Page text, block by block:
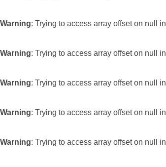
Warning: Trying to access array offset on null in
Warning: Trying to access array offset on null in
Warning: Trying to access array offset on null in
Warning: Trying to access array offset on null in
Warning: Trying to access array offset on null in